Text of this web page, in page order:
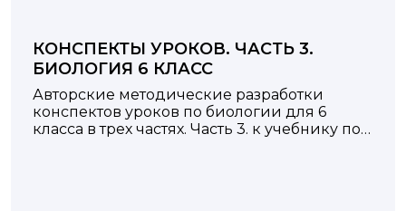
КОНСПЕКТЫ УРОКОВ. ЧАСТЬ 3.
БИОЛОГИЯ 6 КЛАСС
Авторские методические разработки
конспектов уроков по биологии для 6
класса в трех частях. Часть 3. к учебнику под